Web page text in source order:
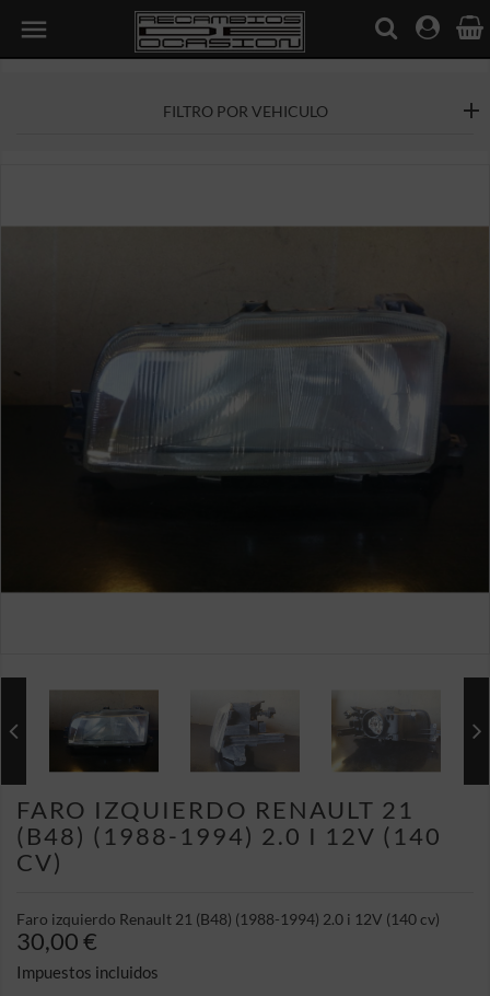

FILTRO POR VEHICULO
FARO IZQUIERDO RENAULT 21
(B48) (1988-1994) 2.0 I 12V (140
CV)
Faro izquierdo Renault 21 (B48) (1988-1994) 2.0 i 12V (140 cv)
30,00 €
Impuestos incluidos